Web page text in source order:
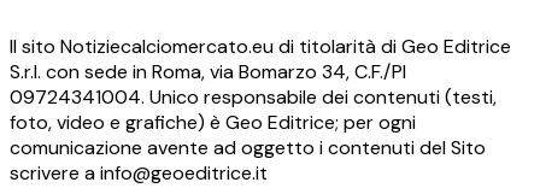
Il sito Notiziecalciomercato.eu di titolarità di Geo Editrice
S.r.l. con sede in Roma, via Bomarzo 34, C.F./PI
09724341004. Unico responsabile dei contenuti (testi,
foto, video e grafiche) è Geo Editrice; per ogni
comunicazione avente ad oggetto i contenuti del Sito
scrivere a info@geoeditrice.it